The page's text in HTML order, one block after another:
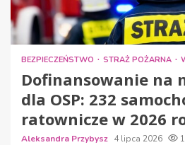
BEZPIECZEŃSTWO STRAŻ POŻARNA
Dofinansowanie na
dla OSP: 232
ratownicze w 2026
Aleksandra Przybysz 4 lipca 2026